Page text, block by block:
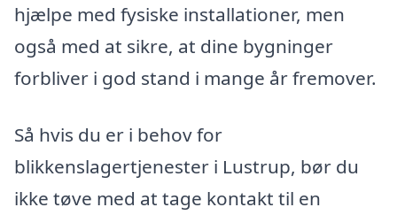
hjælpe med fysiske installationer, men
også med at sikre, at dine bygninger
forbliver i god stand i mange år fremover.
Så hvis du er i behov for
blikkenslagertjenester i Lustrup, bør du
ikke tøve med at tage kontakt til en